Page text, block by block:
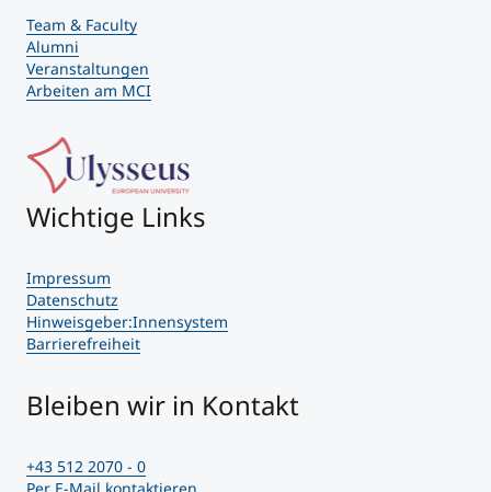
Team & Faculty
Alumni
Veranstaltungen
Arbeiten am MCI
Wichtige Links
Impressum
Datenschutz
Hinweisgeber:Innensystem
Barrierefreiheit
Bleiben wir in Kontakt
+43 512 2070 - 0